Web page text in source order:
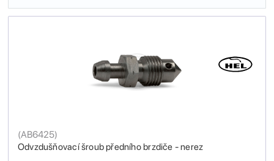
Odvzdušňovací šroub předního brzdiče - nerez
(AB6425)